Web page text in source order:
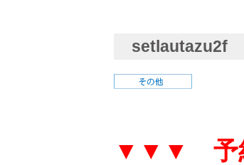
setlautazu2f
▼▼▼ 予